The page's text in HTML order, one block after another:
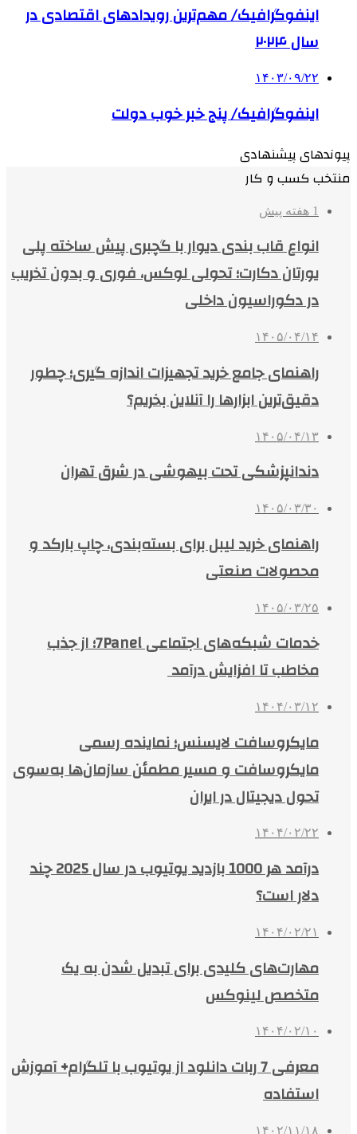
اینفوگرافیک/ مهم‌ترین رویدادهای اقتصادی در
سال ۲۰۲۴
۱۴۰۳/۰۹/۲۲
اینفوگرافیک/ پنج خبر خوب دولت
پیوندهای پیشنهادی
منتخب کسب و کار
1 هفته پیش
انواع قاب بندی دیوار با گچبری پیش ساخته پلی
یورتان دکارت؛ تحولی لوکس، فوری و بدون تخریب
در دکوراسیون داخلی
۱۴۰۵/۰۴/۱۴
راهنمای جامع خرید تجهیزات اندازه گیری؛ چطور
دقیق‌ترین ابزارها را آنلاین بخریم؟
۱۴۰۵/۰۴/۱۳
دندانپزشکی تحت بیهوشی در شرق تهران
۱۴۰۵/۰۳/۳۰
راهنمای خرید لیبل برای بسته‌بندی، چاپ بارکد و
محصولات صنعتی
۱۴۰۵/۰۳/۲۵
خدمات شبکه‌های اجتماعی 7Panel؛ از جذب
مخاطب تا افزایش درآمد
۱۴۰۴/۰۳/۱۲
مایکروسافت لایسنس؛ نماینده رسمی
مایکروسافت و مسیر مطمئن سازمان‌ها به‌سوی
تحول دیجیتال در ایران
۱۴۰۴/۰۲/۲۲
درآمد هر 1000 بازدید یوتیوب در سال 2025 چند
دلار است؟
۱۴۰۴/۰۲/۲۱
مهارت‌های کلیدی برای تبدیل شدن به یک
متخصص لینوکس
۱۴۰۴/۰۲/۱۰
معرفی 7 ربات دانلود از یوتیوب با تلگرام+ آموزش
استفاده
۱۴۰۲/۱۱/۱۸